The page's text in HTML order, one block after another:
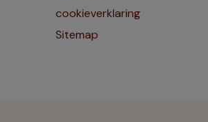
cookieverklaring
Sitemap